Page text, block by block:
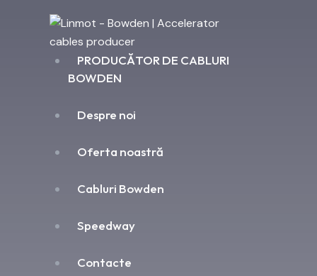
PRODUCĂTOR DE CABLURI
BOWDEN
Despre noi
Oferta noastră
Cabluri Bowden
Speedway
Contacte